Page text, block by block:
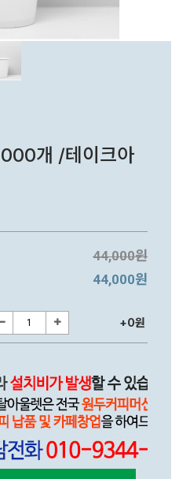
개 /테이크아
44,000원
44,000원
+0원